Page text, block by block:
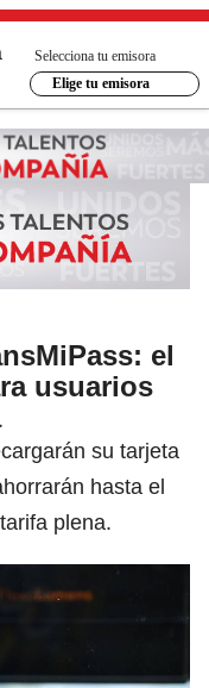
Selecciona tu emisora
Elige tu emisora
el
usuarios
su tarjeta
hasta el
plena.